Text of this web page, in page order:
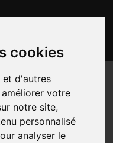
cookies
et d'autres
votre
notre site,
personnalisé
analyser le